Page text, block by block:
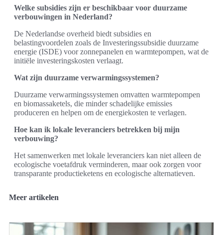
Welke subsidies zijn er beschikbaar voor duurzame
verbouwingen in Nederland?
De Nederlandse overheid biedt subsidies en
belastingvoordelen zoals de Investeringssubsidie duurzame
energie (ISDE) voor zonnepanelen en warmtepompen, wat de
initiële investeringskosten verlaagt.
Wat zijn duurzame verwarmingssystemen?
Duurzame verwarmingssystemen omvatten warmtepompen
en biomassaketels, die minder schadelijke emissies
produceren en helpen om de energiekosten te verlagen.
Hoe kan ik lokale leveranciers betrekken bij mijn
verbouwing?
Het samenwerken met lokale leveranciers kan niet alleen de
ecologische voetafdruk verminderen, maar ook zorgen voor
transparante productieketens en ecologische alternatieven.
Meer artikelen